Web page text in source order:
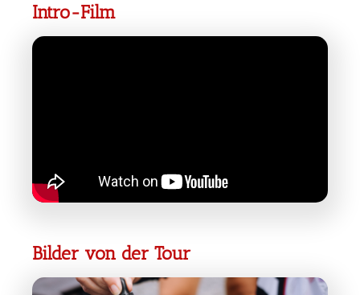
Intro-Film
Bilder von der Tour